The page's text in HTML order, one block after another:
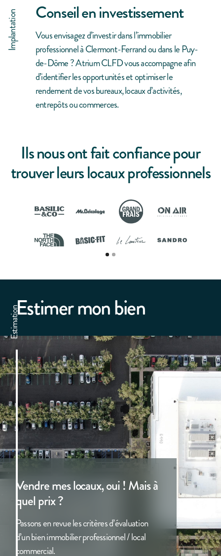
Implantation Conseil en investissement
Vous envisagez d’investir dans l’immobilier
professionnel à Clermont-Ferrand ou dans le Puy-
de-Dôme ? Atrium CLFD vous accompagne afin
d’identifier les opportunités et optimiser le
rendement de vos bureaux, locaux d’activités,
entrepôts ou commerces.
Ils nous ont fait confiance pour
trouver leurs locaux professionnels
EstimationEstimer mon bien
Vendre mes locaux, oui ! Mais à
quel prix ?
Passons en revue les critères d’évaluation
d’un bien immobilier professionnel / local
commercial.